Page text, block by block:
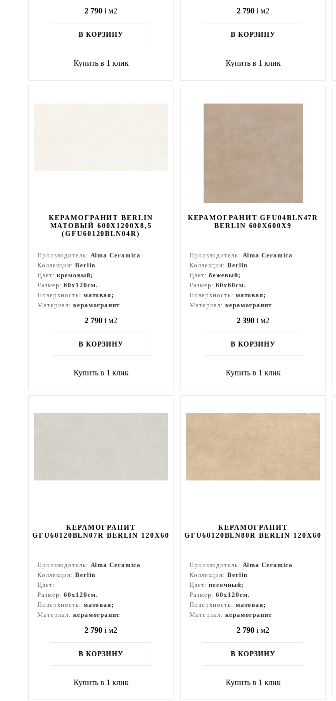
2 790 i м2
В КОРЗИНУ
Купить в 1 клик
2 790 i м2
В КОРЗИНУ
Купить в 1 клик
КЕРАМОГРАНИТ BERLIN
МАТОВЫЙ 600X1200X8,5
(GFU60120BLN04R)
Производитель: Alma Ceramica
Коллекция: Berlin
Цвет:кремовый;
Размер:60x120см.
Поверхность: матовая;
Материал: керамогранит
2 790 i м2
В КОРЗИНУ
Купить в 1 клик
КЕРАМОГРАНИТ GFU04BLN47R
BERLIN 600X600X9
Производитель: Alma Ceramica
Коллекция: Berlin
Цвет:бежевый;
Размер:60x60см.
Поверхность: матовая;
Материал: керамогранит
2 390 i м2
В КОРЗИНУ
Купить в 1 клик
КЕРАМОГРАНИТ
GFU60120BLN07R BERLIN 120X60
Производитель: Alma Ceramica
Коллекция: Berlin
Цвет:
Размер:60x120см.
Поверхность: матовая;
Материал: керамогранит
2 790 i м2
В КОРЗИНУ
Купить в 1 клик
КЕРАМОГРАНИТ
GFU60120BLN80R BERLIN 120X60
Производитель: Alma Ceramica
Коллекция: Berlin
Цвет:песочный;
Размер:60x120см.
Поверхность: матовая;
Материал: керамогранит
2 790 i м2
В КОРЗИНУ
Купить в 1 клик